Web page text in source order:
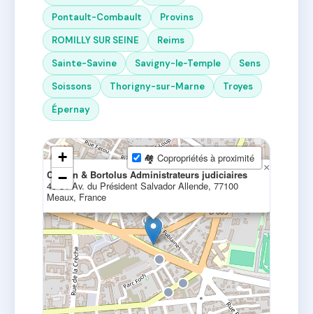
Pontault-Combault
Provins
ROMILLY SUR SEINE
Reims
Sainte-Savine
Savigny-le-Temple
Sens
Soissons
Thorigny-sur-Marne
Troyes
Épernay
Cardon & Bortolus Administrateurs judiciaires
49-51 Av. du Président Salvador Allende, 77100
Meaux, France
×
+
−
🏘 Copropriétés à proximité